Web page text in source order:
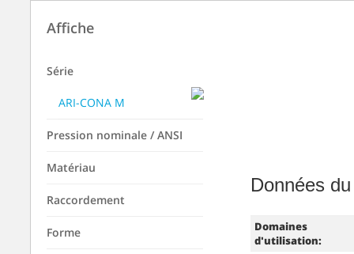
Données
Domaines
d'utilisation:
Affiche
Série
ARI-CONA M
Pression nominale / ANSI
Matériau
Raccordement
Forme